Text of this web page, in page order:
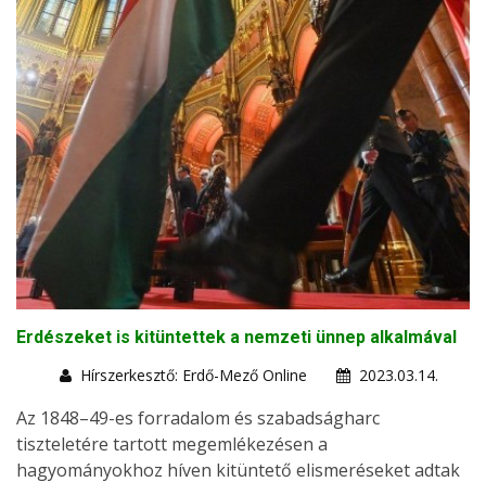
Erdészeket is kitüntettek a nemzeti ünnep alkalmával
Hírszerkesztő: Erdő-Mező Online
2023.03.14.
Az 1848–49-es forradalom és szabadságharc
tiszteletére tartott megemlékezésen a
hagyományokhoz híven kitüntető elismeréseket adtak